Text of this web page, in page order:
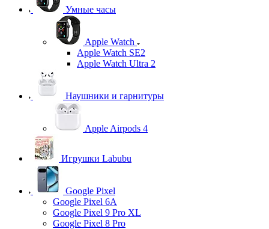
Умные часы
Apple Watch
Apple Watch SE2
Apple Watch Ultra 2
Наушники и гарнитуры
Apple Airpods 4
Игрушки Labubu
Google Pixel
Google Pixel 6A
Google Pixel 9 Pro XL
Google Pixel 8 Pro